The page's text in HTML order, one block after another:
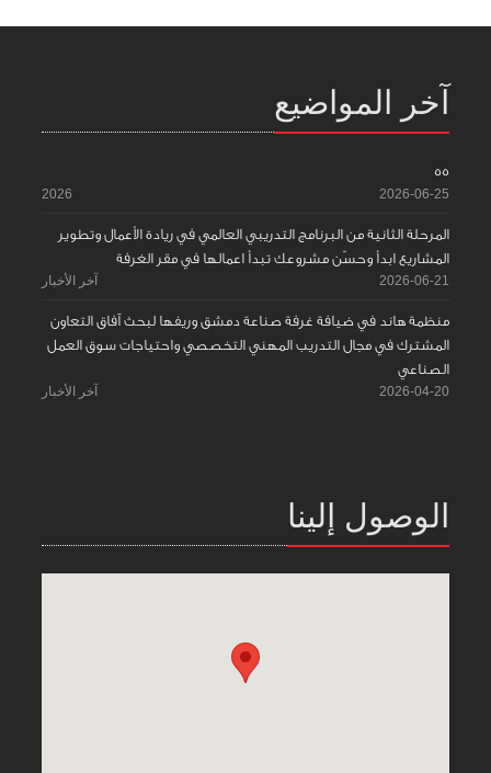
آخر المواضيع
55
2026-06-25
2026
المرحلة الثانية من البرنامج التدريبي العالمي في ريادة الأعمال وتطوير
المشاريع ابدأ وحسّن مشروعك تبدأ اعمالها في مقر الغرفة
2026-06-21 آخر الأخبار
منظمة هاند في ضيافة غرفة صناعة دمشق وريفها لبحث آفاق التعاون
المشترك في مجال التدريب المهني التخصصي واحتياجات سوق العمل
الصناعي
2026-04-20 آخر الأخبار
الوصول إلينا